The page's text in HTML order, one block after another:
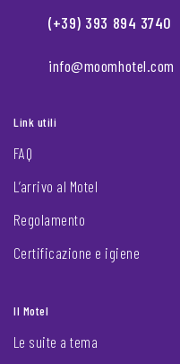
(+39) 393 894 3740
info@moomhotel.com
Link utili
FAQ
L’arrivo al Motel
Regolamento
Certificazione e igiene
Il Motel
Le suite a tema